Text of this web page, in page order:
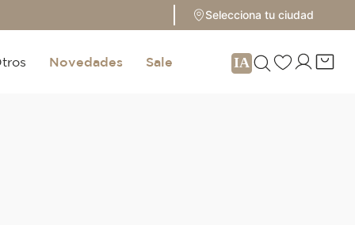
Selecciona tu ciudad
Novedades Sale